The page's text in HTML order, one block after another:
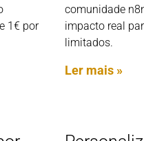
1€ por
comunidade
impacto real
limitados.
Ler mais »